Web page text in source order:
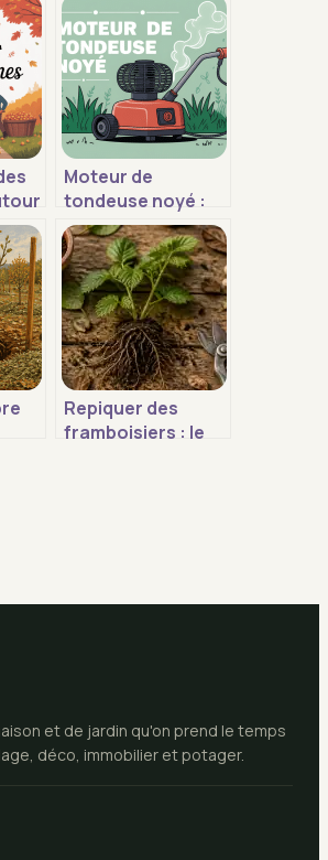
Moteur de
tondeuse noyé :
temps d’attente,
gestes clés et
erreurs à éviter
Repiquer des
framboisiers : le
et de jardin qu'on prend le temps
déco, immobilier et potager.